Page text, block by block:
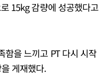
15kg 감량에 성공했다고
함을 느끼고 PT 다시 시작
게재했다.